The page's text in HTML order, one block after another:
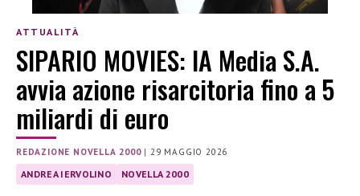
ATTUALITÀ
SIPARIO MOVIES: IA Media S.A.
avvia azione risarcitoria fino a 5
miliardi di euro
REDAZIONE NOVELLA 2000|29 MAGGIO 2026
ANDREA IERVOLINO NOVELLA 2000